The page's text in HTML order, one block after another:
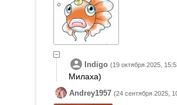
Indigo (19 октября 2025,
Милаха)
Andrey1957 (24 сентября 2025,